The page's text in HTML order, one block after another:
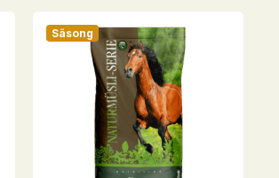
har
flera
varianter.
alternativen
Säsong